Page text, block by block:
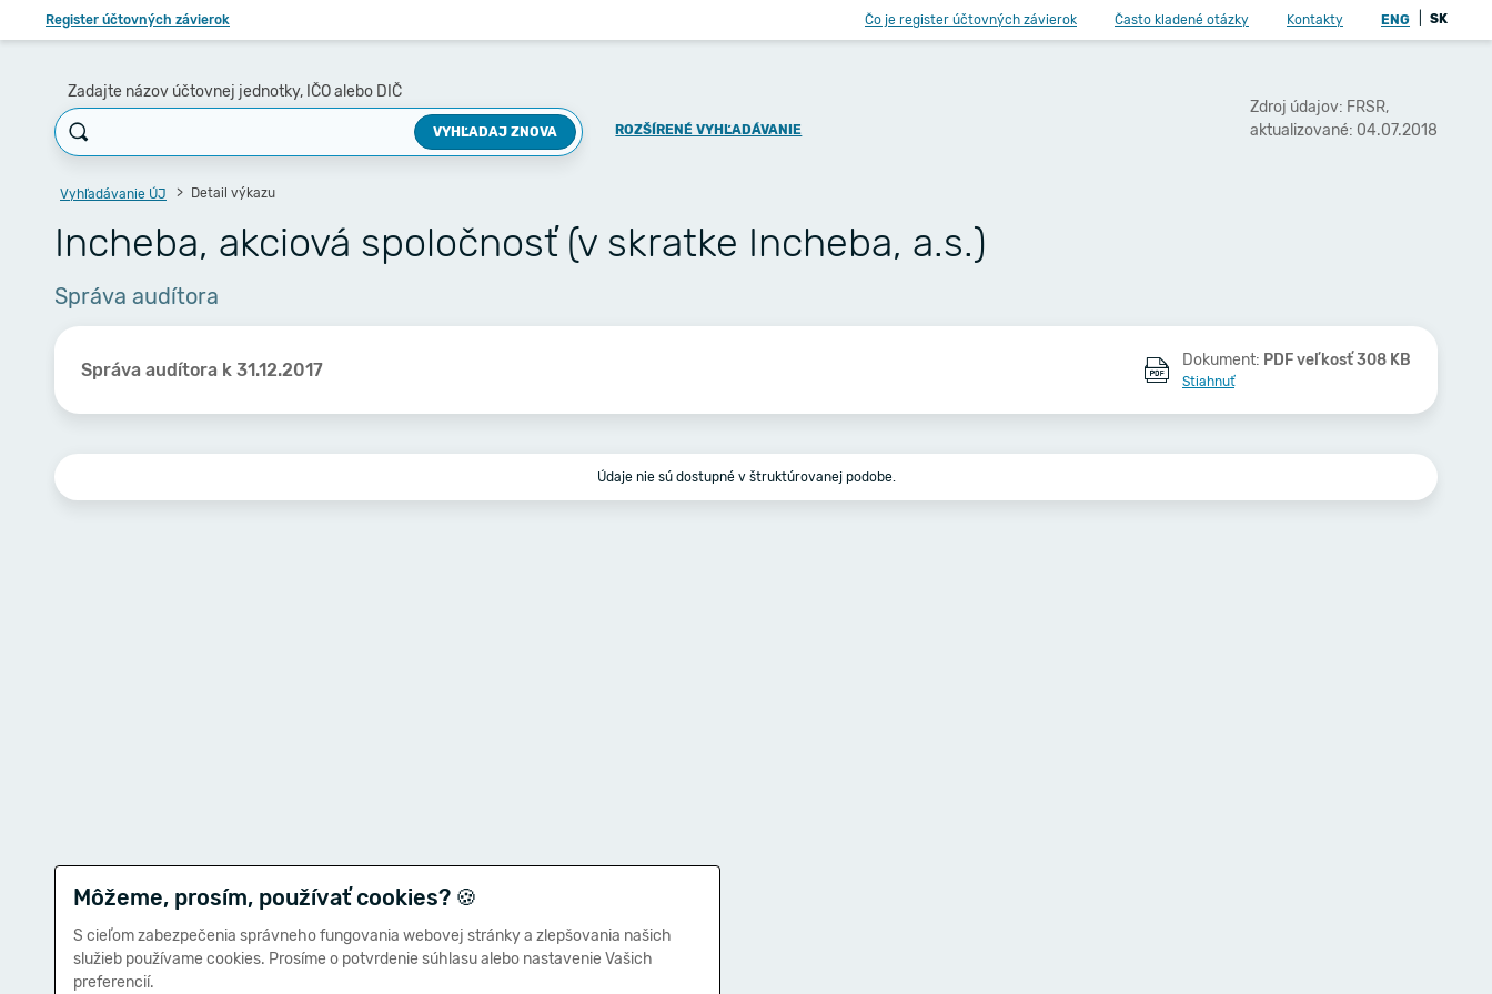
Register účtovných závierok Čo je register účtovných závierok Často kladené otázky Kontakty ENG SK
Zadajte názov účtovnej jednotky, IČO alebo DIČ
VYHĽADAJ ZNOVA ROZŠÍRENÉ VYHĽADÁVANIE
Zdroj údajov: FRSR,
aktualizované: 04.07.2018
Vyhľadávanie ÚJ Detail výkazu
Incheba, akciová spoločnosť (v skratke Incheba, a.s.)
Správa audítora
Správa audítora k 31.12.2017 Dokument: PDF veľkosť 308 KB
Stiahnuť
Údaje nie sú dostupné v štruktúrovanej podobe.
Môžeme, prosím, používať cookies? 🍪
S cieľom zabezpečenia správneho fungovania webovej stránky a zlepšovania našich
služieb používame cookies. Prosíme o potvrdenie súhlasu alebo nastavenie Vašich
preferencií.